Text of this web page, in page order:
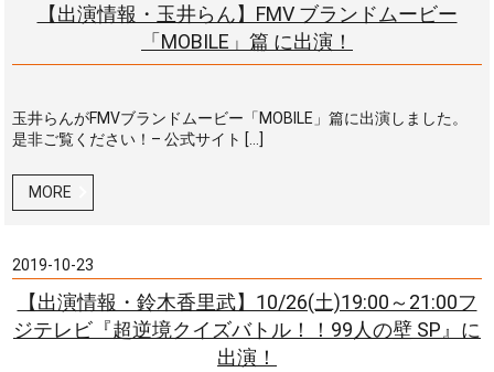
【出演情報・玉井らん】FMV ブランドムービー
「MOBILE」篇 に出演！
玉井らんがFMVブランドムービー「MOBILE」篇に出演しました。
是非ご覧ください！– 公式サイト […]
MORE
2019-10-23
【出演情報・鈴木香里武】10/26(土)19:00～21:00フ
ジテレビ『超逆境クイズバトル！！99人の壁 SP』に
出演！